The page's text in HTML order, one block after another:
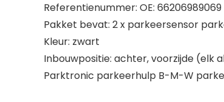
Referentienummer: OE: 66206989069
Pakket bevat: 2 x parkeersensor
Kleur: zwart
Inbouwpositie: achter, voorzijde (elk
Parktronic parkeerhulp B-M-W